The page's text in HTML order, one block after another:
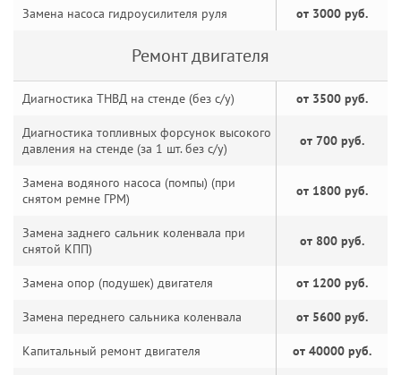
Замена насоса гидроусилителя руля от 3000 руб.
Ремонт двигателя
Диагностика ТНВД на стенде (без с/у) от 3500 руб.
Диагностика топливных форсунок высокого
давления на стенде (за 1 шт. без с/у)
от 700 руб.
Замена водяного насоса (помпы) (при
снятом ремне ГРМ)
от 1800 руб.
Замена заднего сальник коленвала при
снятой КПП)
от 800 руб.
Замена опор (подушек) двигателя от 1200 руб.
Замена переднего сальника коленвала от 5600 руб.
Капитальный ремонт двигателя от 40000 руб.